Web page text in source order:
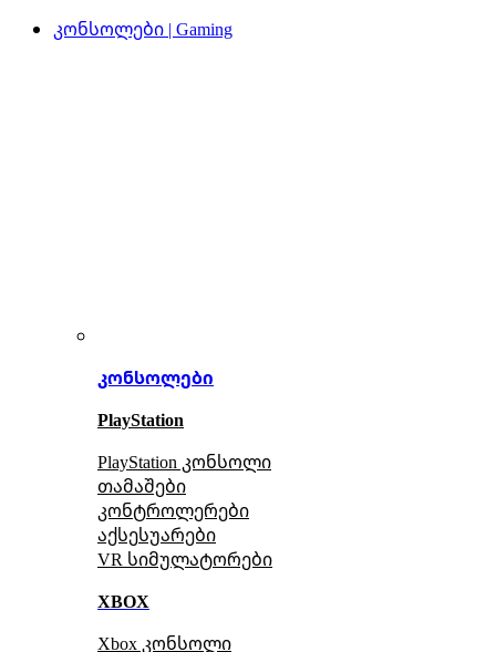
კონსოლები | Gaming
კონსოლები
PlayStation
PlayStation კონსოლი
თამაშები
კონტროლერები
აქსესუარები
VR სიმულატორები
XBOX
Xbox კონსოლი